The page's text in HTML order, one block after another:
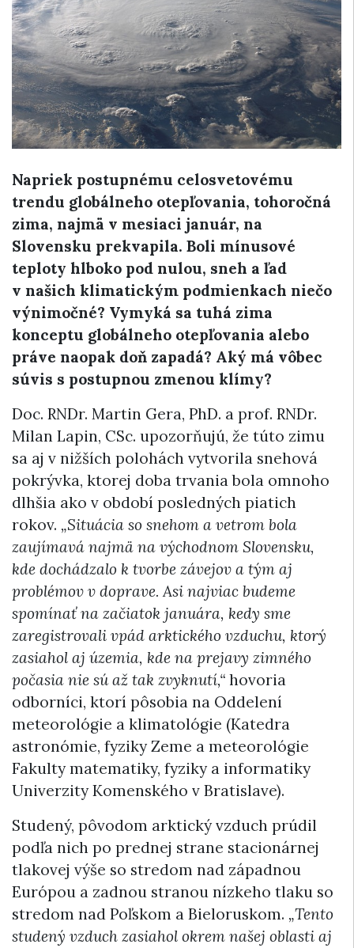
Napriek postupnému celosvetovému
trendu globálneho otepľovania, tohoročná
zima, najmä v mesiaci január, na
Slovensku prekvapila. Boli mínusové
teploty hlboko pod nulou, sneh a ľad
v našich klimatickým podmienkach niečo
výnimočné? Vymyká sa tuhá zima
konceptu globálneho otepľovania alebo
práve naopak doň zapadá? Aký má vôbec
súvis s postupnou zmenou klímy?
Doc. RNDr. Martin Gera, PhD. a prof. RNDr.
Milan Lapin, CSc. upozorňujú, že túto zimu
sa aj v nižších polohách vytvorila snehová
pokrývka, ktorej doba trvania bola omnoho
dlhšia ako v období posledných piatich
rokov. „Situácia so snehom a vetrom bola
zaujímavá najmä na východnom Slovensku,
kde dochádzalo k tvorbe závejov a tým aj
problémov v doprave. Asi najviac budeme
spomínať na začiatok januára, kedy sme
zaregistrovali vpád arktického vzduchu, ktorý
zasiahol aj územia, kde na prejavy zimného
počasia nie sú až tak zvyknutí,“ hovoria
odborníci, ktorí pôsobia na Oddelení
meteorológie a klimatológie (Katedra
astronómie, fyziky Zeme a meteorológie
Fakulty matematiky, fyziky a informatiky
Univerzity Komenského v Bratislave).
Studený, pôvodom arktický vzduch prúdil
podľa nich po prednej strane stacionárnej
tlakovej výše so stredom nad západnou
Európou a zadnou stranou nízkeho tlaku so
stredom nad Poľskom a Bieloruskom. „Tento
studený vzduch zasiahol okrem našej oblasti aj